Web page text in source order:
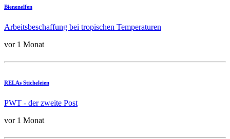
Bienenelfen
Arbeitsbeschaffung bei tropischen Temperaturen
vor 1 Monat
RELAs Sticheleien
PWT - der zweite Post
vor 1 Monat